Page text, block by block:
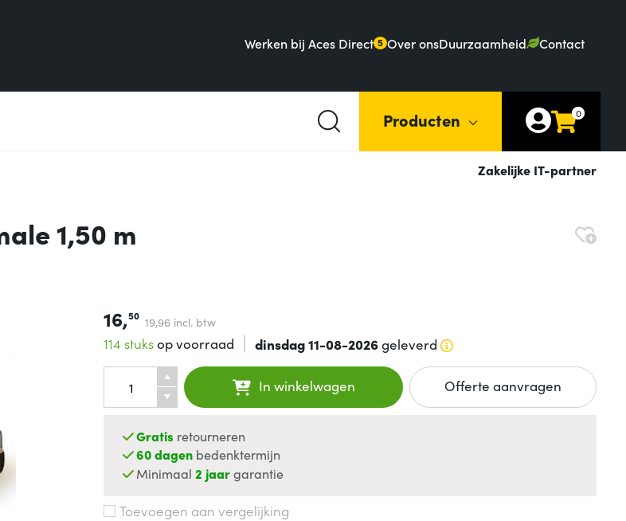
Werken bij Aces Direct 5 Over onsDuurzaamheid Contact
Producten 0
Zakelijke IT-partner
1,50 m
16,50 19,96 incl. btw
114 stuksop voorraad dinsdag 11-08-2026geleverd
In winkelwagen Offerte aanvragen
Gratis retourneren
60 dagen bedenktermijn
Minimaal2 jaargarantie
Toevoegen aan vergelijking